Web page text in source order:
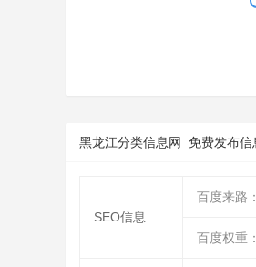
黑龙江分类信息网_免费发布信
SEO信息
百度来路：
百度权重：